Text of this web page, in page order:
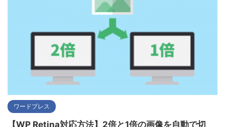
ワードプレス
【WP Retina対応方法】2倍と1倍の画像を自動で切